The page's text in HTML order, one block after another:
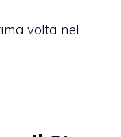
volta nel